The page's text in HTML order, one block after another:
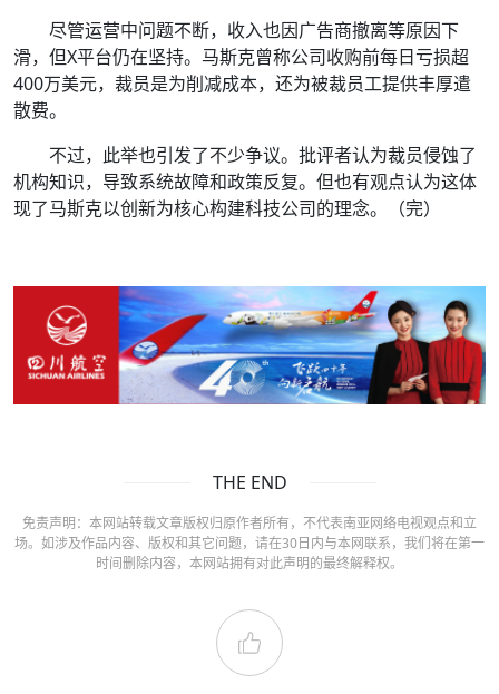
尽管运营中问题不断，收入也因广告商撤离等原因下
滑，但X平台仍在坚持。马斯克曾称公司收购前每日亏损超
400万美元，裁员是为削减成本，还为被裁员工提供丰厚遣
散费。
不过，此举也引发了不少争议。批评者认为裁员侵蚀了
机构知识，导致系统故障和政策反复。但也有观点认为这体
现了马斯克以创新为核心构建科技公司的理念。（完）
THE END
免责声明：本网站转载文章版权归原作者所有，不代表南亚网络电视观点和立
场。如涉及作品内容、版权和其它问题，请在30日内与本网联系，我们将在第一
时间删除内容，本网站拥有对此声明的最终解释权。